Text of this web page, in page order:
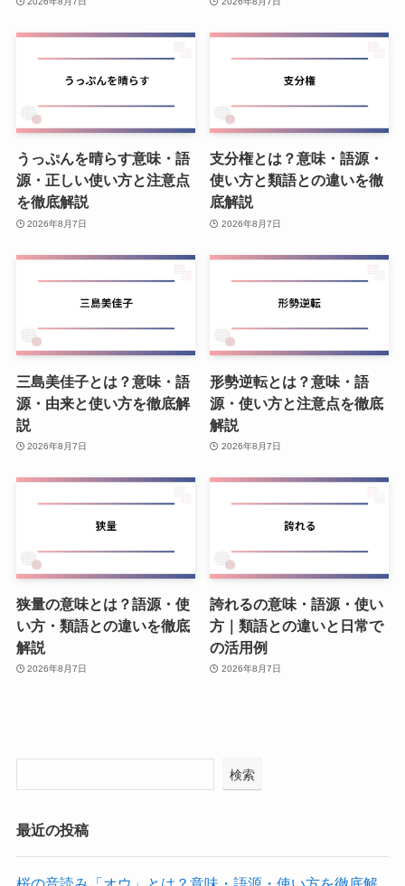
うっぷんを晴らす意味・語
源・正しい使い方と注意点
を徹底解説
2026年8月7日
支分権とは？意味・語源・
使い方と類語との違いを徹
底解説
2026年8月7日
三島美佳子とは？意味・語
源・由来と使い方を徹底解
説
2026年8月7日
形勢逆転とは？意味・語
源・使い方と注意点を徹底
解説
2026年8月7日
狭量の意味とは？語源・使
い方・類語との違いを徹底
解説
2026年8月7日
誇れるの意味・語源・使い
方｜類語との違いと日常で
の活用例
2026年8月7日
検索
最近の投稿